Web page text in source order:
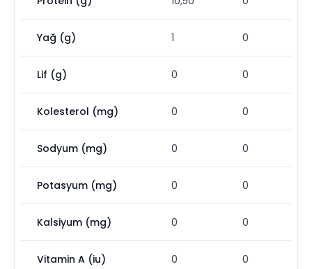
Yağ (g) 1 0
Lif (g) 0 0
Kolesterol (mg) 0 0
Sodyum (mg) 0 0
Potasyum (mg) 0 0
Kalsiyum (mg) 0 0
Vitamin A (iu) 0 0